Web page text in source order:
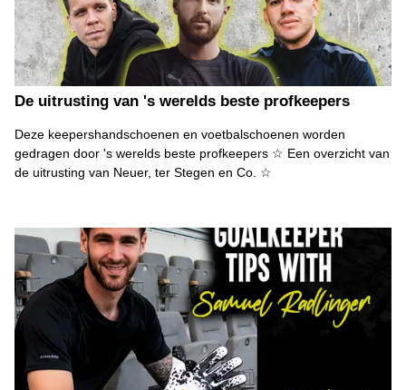
De uitrusting van 's werelds beste profkeepers
Deze keepershandschoenen en voetbalschoenen worden
gedragen door 's werelds beste profkeepers ☆ Een overzicht van
de uitrusting van Neuer, ter Stegen en Co. ☆